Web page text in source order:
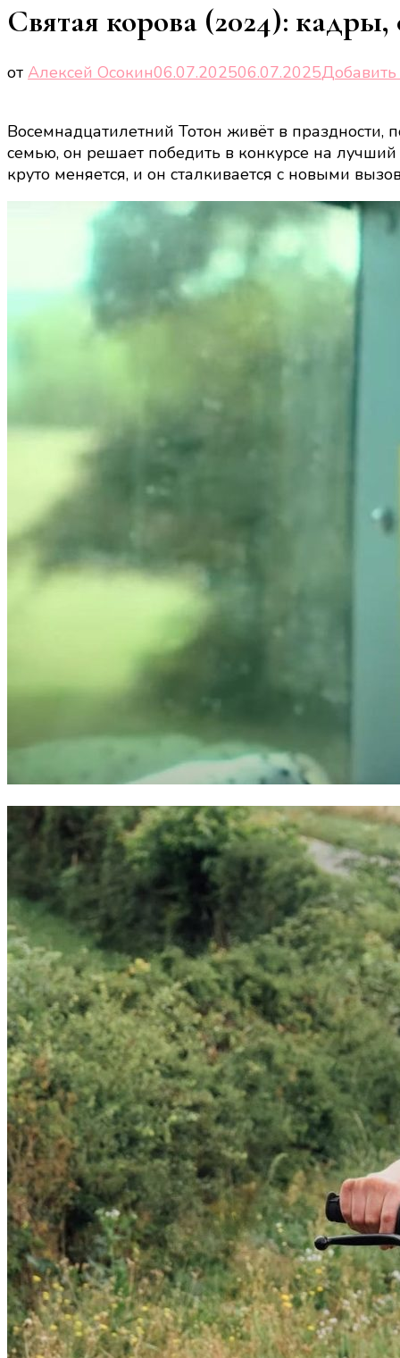
Святая корова (2024):
от Алексей Осокин06.07.202506.07.2025
Восемнадцатилетний Тотон живёт в праздности,
семью, он решает победить в конкурсе на
круто меняется, и он сталкивается с новыми